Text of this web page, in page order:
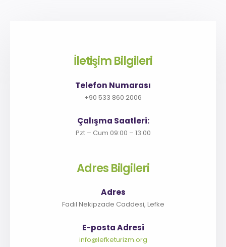
İletişim Bilgileri
Telefon Numarası
+90 533 860 2006
Çalışma Saatleri:
Pzt – Cum 09:00 – 13:00
Adres Bilgileri
Adres
Fadıl Nekipzade Caddesi, Lefke
E-posta Adresi
info@lefketurizm.org